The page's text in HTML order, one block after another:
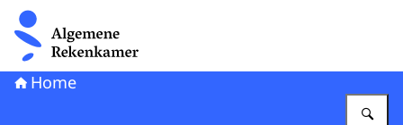
Naar de homepage van Algemene Rekenkamer
Home